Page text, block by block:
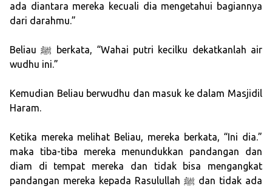
ada diantara mereka kecuali dia mengetahui bagiannya
dari darahmu.”
Beliau ﷺ berkata, “Wahai putri kecilku dekatkanlah air
wudhu ini.”
Kemudian Beliau berwudhu dan masuk ke dalam Masjidil
Haram.
Ketika mereka melihat Beliau, mereka berkata, “Ini dia.”
maka tiba-tiba mereka menundukkan pandangan dan
diam di tempat mereka dan tidak bisa mengangkat
pandangan mereka kepada Rasulullah ﷺ dan tidak ada